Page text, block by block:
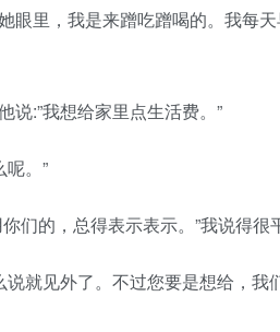
里，我是来蹭吃蹭喝的。我每
:”我想给家里点生活费。”
。”
的，总得表示表示。”我说得很
就见外了。不过您要是想给，我